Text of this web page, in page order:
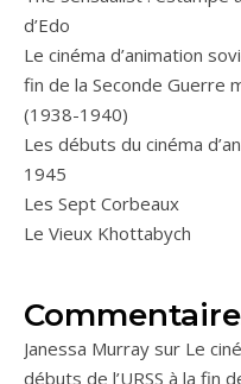
d’Edo
Le cinéma d’animation
fin de la Seconde Guerre
(1938-1940)
Les débuts du cinéma
1945
Les Sept Corbeaux
Le Vieux Khottabych
Janessa Murray sur Le
débuts de l’URSS à la fin